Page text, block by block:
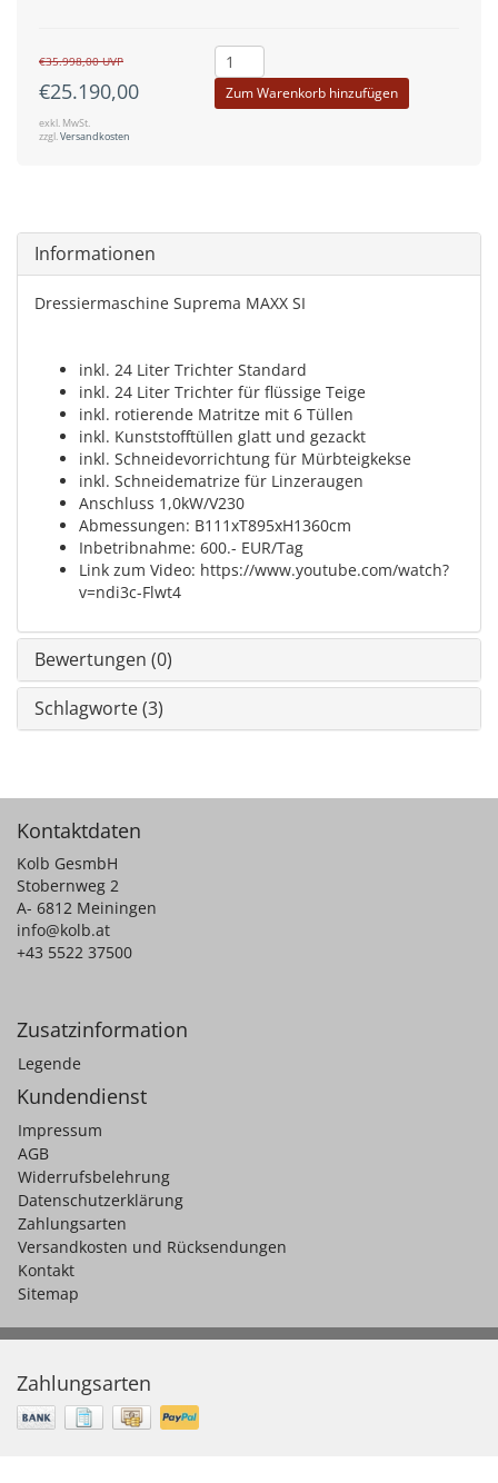
€35.998,00UVP
€25.190,00
exkl. MwSt.
zzgl.Versandkosten
Zum Warenkorb hinzufügen
Informationen
Dressiermaschine Suprema MAXX SI
inkl. 24 Liter Trichter Standard
inkl. 24 Liter Trichter für flüssige Teige
inkl. rotierende Matritze mit 6 Tüllen
inkl. Kunststofftüllen glatt und gezackt
inkl. Schneidevorrichtung für Mürbteigkekse
inkl. Schneidematrize für Linzeraugen
Anschluss 1,0kW/V230
Abmessungen: B111xT895xH1360cm
Inbetribnahme: 600.- EUR/Tag
Link zum Video: https://www.youtube.com/watch?
v=ndi3c-Flwt4
Bewertungen (0)
Schlagworte (3)
Kontaktdaten
Kolb GesmbH
Stobernweg 2
A- 6812 Meiningen
info@kolb.at
+43 5522 37500
Zusatzinformation
Legende
Kundendienst
Impressum
AGB
Widerrufsbelehrung
Datenschutzerklärung
Zahlungsarten
Versandkosten und Rücksendungen
Kontakt
Sitemap
Zahlungsarten